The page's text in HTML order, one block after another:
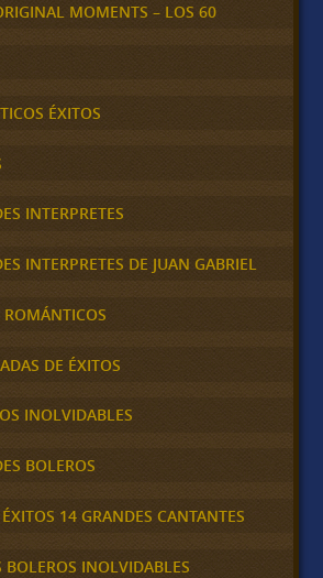
MOMENTS – LOS 60
ÉXITOS
INTERPRETES
INTERPRETES DE JUAN GABRIEL
DE ÉXITOS
INOLVIDABLES
BOLEROS
14 GRANDES CANTANTES
BOLEROS INOLVIDABLES